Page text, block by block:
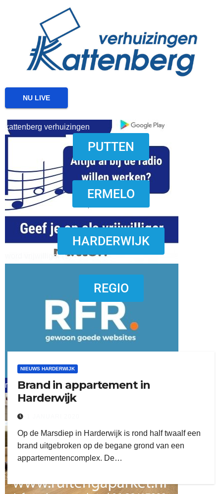
reanimatie ermelo
download onzze App
word vrijwilliger (1)
kattenberg verhuizingen
word vrijwilliger (1)
refreshed webdesign putten
NU LIVE
PUTTEN
ERMELO
HARDERWIJK
REGIO
NIEUWS HARDERWIJK
Brand in appartement in
Harderwijk
Op de Marsdiep in Harderwijk is rond half twaalf een
brand uitgebroken op de begane grond van een
appartementencomplex. De…